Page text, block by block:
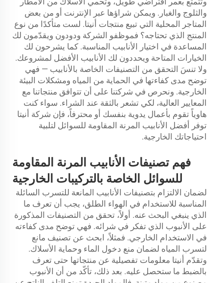
والثلوج والغبار. ويمكن شراؤها عبر الإنترنت أو من بعض
المتاجر المحلية التي تبيع منتجات أنيتا. لست متأكدًا من نوع
المنتج الذي تحتاجه؟ فموظفو الشركة ودودون ويقدّمون لك
المساعدة في اختيار الأنابيب المناسبة. كما يشرحون لك
الخيارات المتاحة ويحددون لك الأنابيب الأفضل لمشروعك.
ولا تنسَ التحقق من التصنيفات الخاصة بالأنابيب — فهي
توضح مدى كفاءتها في الحماية من المياه ومشكلات البيئة
الخارجية. ونحرص في شركتنا على أن تتوافق منتجاتنا مع
المعايير العالية، لكي تشعر بالثقة عند الشراء. سواء كنت
هاوياً تقوم بأعمال يدوية بنفسك أو محترفاً، فإن شركة أنيتا
توفر أفضل الأنابيب المرنة المقاومة للسوائل لتلبية
احتياجاتك الخارجية.
فهم تصنيفات الأنابيب المرنة المقاومة
للسوائل الخاصة بالتركيبات الخارجية
لضمان الالتزام بتصنيفات الأنابيب المانعة للتسرب السائلة
المناسبة للاستخدام في الهواء الطلق، يجب أن تعرف ما
الذي ينبغي البحث عنه. أولاً، تحقق من التصنيفات المذكورة
على الأنبوب الذي تفكر في شرائه. فهي توضح مدى كفاءته
في الاستخدام الخارجي. فمثلاً، ابحث عن تصنيف مانع
لتسرب المياه لضمان منع دخول الماء وحماية الأسلاك.
وتقدّم أنيتا معلومات تفصيلية عن منتجاتها حتى تعرف
بالضبط ما ستحصل عليه. بعد ذلك، تأكّد من أن الأنبوب